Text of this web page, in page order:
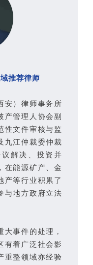
推荐律师
安）律师事务所
产管理人协会副
性文件审核与监
九江仲裁委仲裁
解决、投资并
在能源矿产、金
产等行业积累了
与地方政府立法
事件的处理，
有着广泛社会影
重整领域亦经验